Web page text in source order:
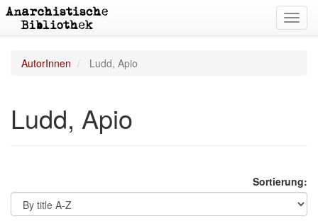
AutorInnen Ludd, Apio
Ludd, Apio
Sortierung: